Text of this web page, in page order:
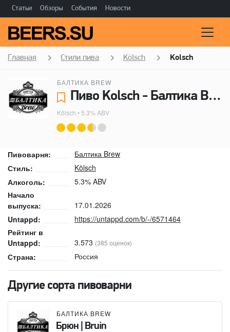
Статьи Обзоры События Новости
Главная Стили пива Kölsch Kolsch
БАЛТИКА BREW
Пиво Kolsch - Балтика Brew
Kölsch • 5.3% ABV
Пивоварня:
Балтика Brew
Стиль:
Kölsch
Алкоголь:
5.3% ABV
Начало
выпуска:
17.01.2026
Untappd:
https://untappd.com/b/-/6571464
Рейтинг в
Untappd:
3.573 (385 оценок)
Страна: Россия
Другие сорта пивоварни
БАЛТИКА BREW
Брюн | Bruin